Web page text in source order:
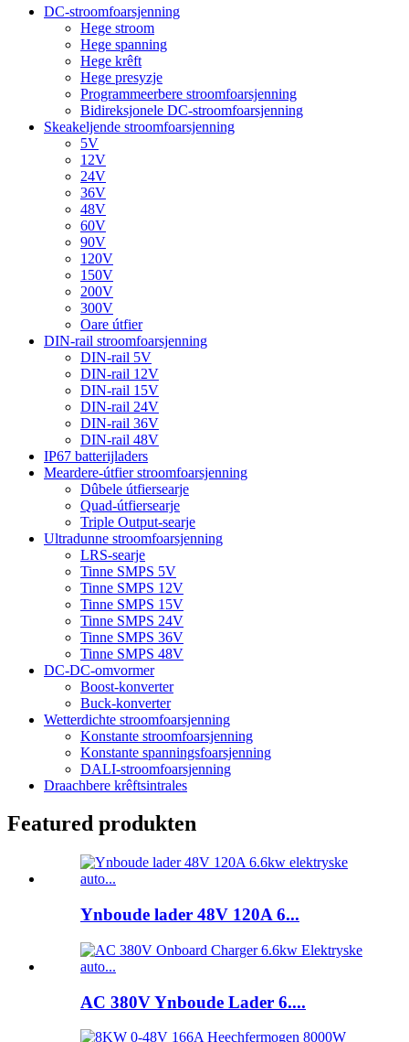
DC-stroomfoarsjenning
Hege stroom
Hege spanning
Hege krêft
Hege presyzje
Programmeerbere stroomfoarsjenning
Bidireksjonele DC-stroomfoarsjenning
Skeakeljende stroomfoarsjenning
5V
12V
24V
36V
48V
60V
90V
120V
150V
200V
300V
Oare útfier
DIN-rail stroomfoarsjenning
DIN-rail 5V
DIN-rail 12V
DIN-rail 15V
DIN-rail 24V
DIN-rail 36V
DIN-rail 48V
IP67 batterijladers
Meardere-útfier stroomfoarsjenning
Dûbele útfiersearje
Quad-útfiersearje
Triple Output-searje
Ultradunne stroomfoarsjenning
LRS-searje
Tinne SMPS 5V
Tinne SMPS 12V
Tinne SMPS 15V
Tinne SMPS 24V
Tinne SMPS 36V
Tinne SMPS 48V
DC-DC-omvormer
Boost-konverter
Buck-konverter
Wetterdichte stroomfoarsjenning
Konstante stroomfoarsjenning
Konstante spanningsfoarsjenning
DALI-stroomfoarsjenning
Draachbere krêftsintrales
Featured produkten
Ynboude lader 48V 120A 6...
AC 380V Ynboude Lader 6....